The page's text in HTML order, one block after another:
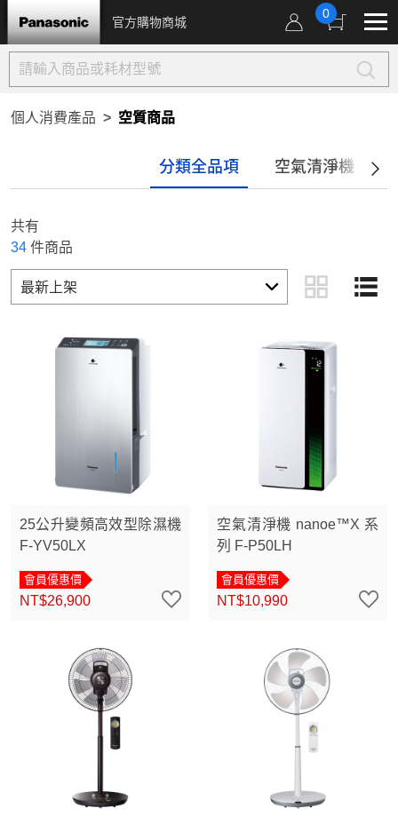
官方購物商城
0
個人消費產品 空質商品
分類全品項 空氣清淨機
共有
34 件商品
25公升變頻高效型除濕機
F-YV50LX
會員優惠價
NT$26,900
空氣清淨機 nanoe™X 系
列 F-P50LH
會員優惠價
NT$10,990